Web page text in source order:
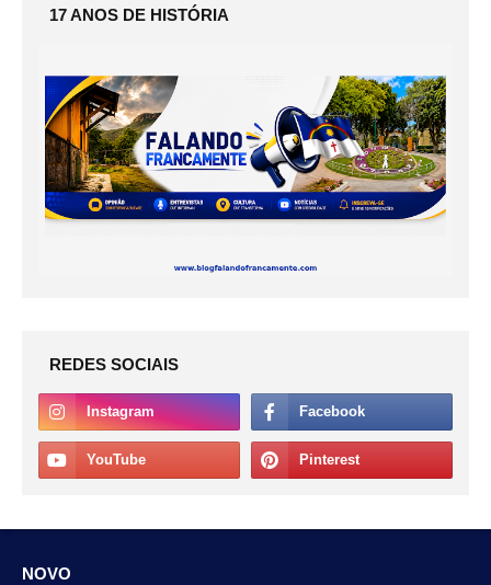
17 ANOS DE HISTÓRIA
REDES SOCIAIS
NOVO